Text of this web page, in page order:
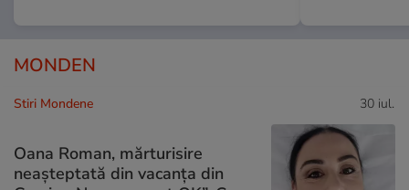
MONDEN
Stiri Mondene 30 iul.
Oana Roman, mărturisire
neașteptată din vacanța din